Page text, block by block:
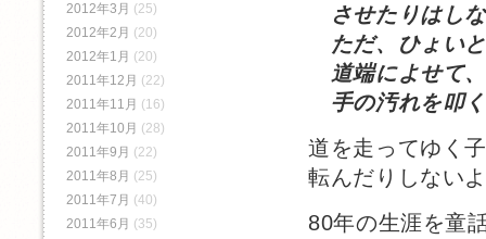
させたりはし
ただ、ひょい
道端によせて
手の汚れを叩
道を走ってゆく
転んだりしない
80年の生涯を童
2012年3月 (25)
2012年2月 (20)
2012年1月 (20)
2011年12月 (22)
2011年11月 (16)
2011年10月 (28)
2011年9月 (22)
2011年8月 (25)
2011年7月 (40)
2011年6月 (35)